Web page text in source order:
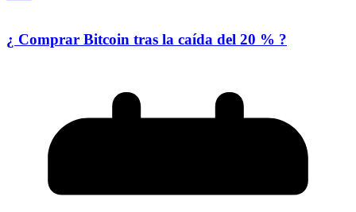
¿ Comprar Bitcoin tras la caída del 20 % ?